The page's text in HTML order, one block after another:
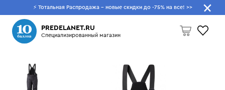
⚡ Тотальная Распродажа - новые скидки до -75% на все! >>
PREDELANET.RU
Специализированный магазин
Пусто
Что будем искать?